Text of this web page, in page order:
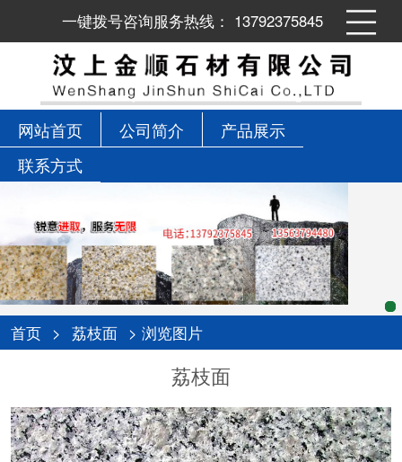
一键拨号咨询服务热线： 13792375845
网站首页 公司简介
产品展示
联系方式
首页 > 荔枝面 > 浏览图片
荔枝面